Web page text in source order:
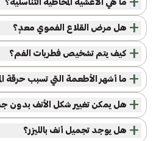
ما هي الاغشية المخاطية التناسلية؟
+ هل مرض القلاع الفموي معدٍ؟
+ كيف يتم تشخيص فطريات الفم؟
+ ما أشهر الأطعمة التي تسبب حرقة
+ هل يمكن تغيير شكل الأنف بدون
+ هل يوجد تجميل أنف بالليزر؟